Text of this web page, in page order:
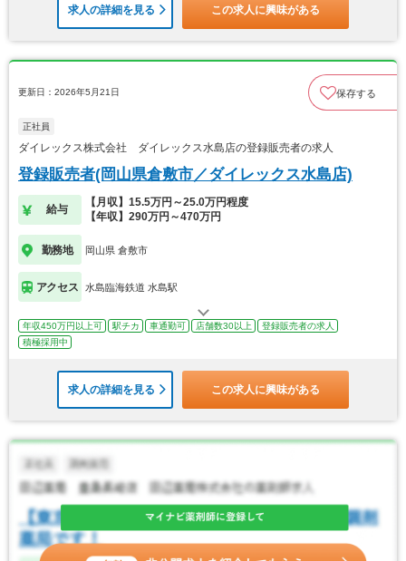
求人の詳細を見る この求人に興味がある
更新日：2026年5月21日 保存する
正社員
ダイレックス株式会社 ダイレックス水島店の登録販売者の求人
登録販売者(岡山県倉敷市／ダイレックス水島店)
給与
【月収】15.5万円～25.0万円程度
【年収】290万円～470万円
勤務地 岡山県 倉敷市
アクセス 水島臨海鉄道 水島駅
年収450万円以上可 駅チカ 車通勤可 店舗数30以上
登録販売者の求人
積極採用中
求人の詳細を見る この求人に興味がある